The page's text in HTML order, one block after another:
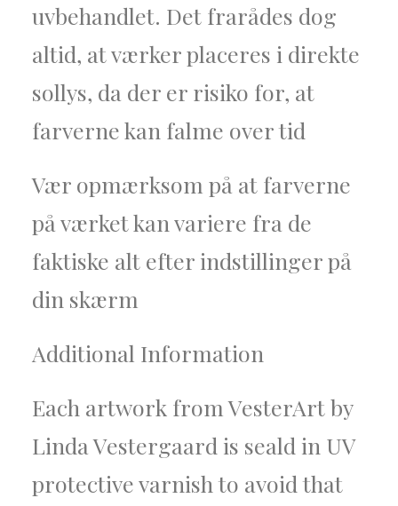
uvbehandlet. Det frarådes dog
altid, at værker placeres i direkte
sollys, da der er risiko for, at
farverne kan falme over tid
Vær opmærksom på at farverne
på værket kan variere fra de
faktiske alt efter indstillinger på
din skærm
Additional Information
Each artwork from VesterArt by
Linda Vestergaard is seald in UV
protective varnish to avoid that